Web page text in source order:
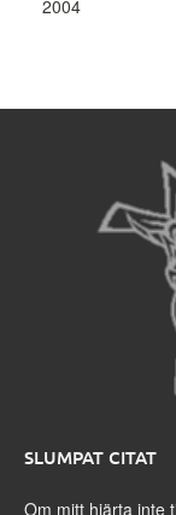
2004
SLUMPAT CITAT
Om mitt hjärta inte